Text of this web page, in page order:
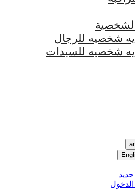
الشخصية
شخصيه للرجال
شخصيه للسيدات